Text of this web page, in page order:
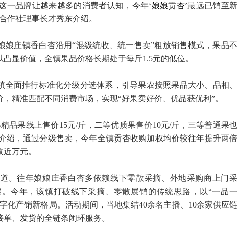
一品牌让越来越多的消费者认知，今年‘娘娘贡杏’最远已销至新
作社理事长才秀东介绍。
娘庄镇香白杏沿用“混级统收、统一售卖”粗放销售模式，果品不
显价值，全镇果品价格长期处于每斤1.5元的低位。
面推行标准化分级分选体系，引导果农按照果品大小、品相、
精准匹配不同消费市场，实现“好果卖好价、优品获优利”。
品果线上售价15元/斤，二等优质果售价10元/斤，三等普通果也
绍，通过分级售卖，今年全镇贡杏收购加权均价较往年提升两倍
万元。
。往年娘娘庄香白杏多依赖线下零散采摘、外地采购商上门采
今年，该镇打破线下采摘、零散展销的传统思路，以“一品一
化产销新格局。活动期间，当地集结40余名主播、10余家供应链
、发货的全链条闭环服务。